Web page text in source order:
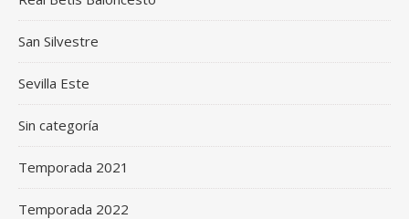
San Silvestre
Sevilla Este
Sin categoría
Temporada 2021
Temporada 2022